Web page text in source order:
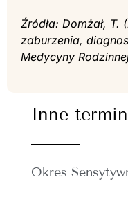
Źródła: Domżał,
zaburzenia,
Medycyny
Inne
Okres